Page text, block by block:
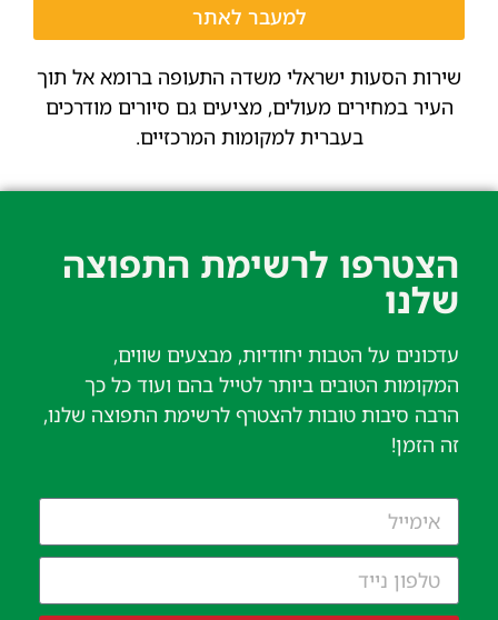
למעבר לאתר
שירות הסעות ישראלי משדה התעופה ברומא אל תוך
העיר במחירים מעולים, מציעים גם סיורים מודרכים
בעברית למקומות המרכזיים.
הצטרפו לרשימת התפוצה
שלנו​
עדכונים על הטבות יחודיות, מבצעים שווים,
המקומות הטובים ביותר לטייל בהם ועוד כל כך
הרבה סיבות טובות להצטרף לרשימת התפוצה שלנו,
זה הזמן!